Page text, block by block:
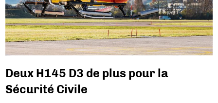
Deux H145 D3 de plus pour la
Sécurité Civile